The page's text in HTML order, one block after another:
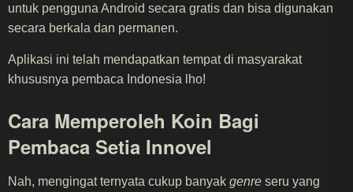
untuk pengguna Android secara gratis dan bisa digunakan
secara berkala dan permanen.
Aplikasi ini telah mendapatkan tempat di masyarakat
khususnya pembaca Indonesia lho!
Cara Memperoleh Koin Bagi
Pembaca Setia Innovel
Nah, mengingat ternyata cukup banyak genre seru yang